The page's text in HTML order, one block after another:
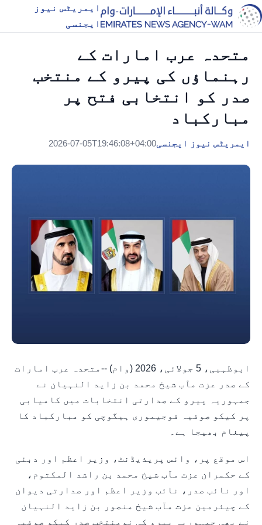
ایمریٹس نیوز
ایجنسی
متحدہ عرب امارات کے
رہنماؤں کی پیرو کے منتخب
صدر کو انتخابی فتح پر
مبارکباد
ایمریٹس نیوز ایجنسی2026-07-05T19:46:08+04:00
ابوظہبی، 5 جولائی، 2026 (وام) --متحدہ عرب امارات
کے صدر عزت مآب شیخ محمد بن زاید النہیان نے
جمہوریہ پیرو کے صدارتی انتخابات میں کامیابی
پر کیکو صوفیہ فوجیموری ہیگوچی کو مبارکباد کا
پیغام بھیجا ہے۔
اس موقع پر، وائس پریذیڈنٹ، وزیر اعظم اور دبئی
کے حکمران عزت مآب شیخ محمد بن راشد المکتوم،
اور نائب صدر، نائب وزیر اعظم اور صدارتی دیوان
کے چیئرمین عزت مآب شیخ منصور بن زاید النہیان
نے بھی جمہوریہ پیرو کی نومنتخب صدر کیکو صوفیہ